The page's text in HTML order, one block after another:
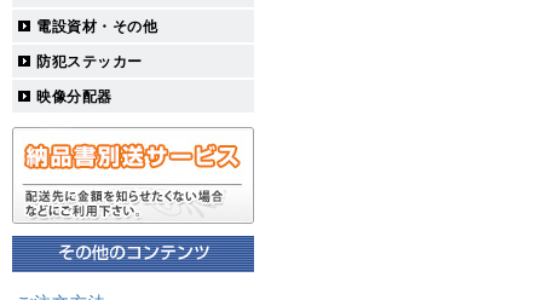
電設資材・その他
防犯ステッカー
映像分配器